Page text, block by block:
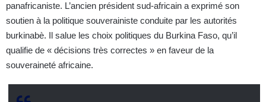
panafricaniste. L’ancien président sud-africain a exprimé son
soutien à la politique souverainiste conduite par les autorités
burkinabè. Il salue les choix politiques du Burkina Faso, qu’il
qualifie de « décisions très correctes » en faveur de la
souveraineté africaine.